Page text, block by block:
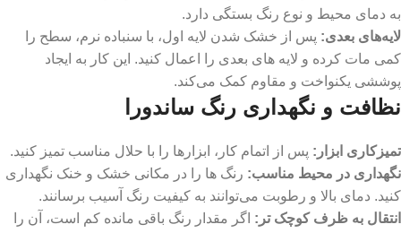
به دمای محیط و نوع رنگ بستگی دارد.
لایه‌های بعدی: پس از خشک شدن لایه اول، با سنباده نرم، سطح را
کمی مات کرده و لایه‌ های بعدی را اعمال کنید. این کار به ایجاد
پوششی یکنواخت و مقاوم کمک می‌کند.
نظافت و نگهداری رنگ ساندورا
تمیزکاری ابزار : پس از اتمام کار، ابزارها را با حلال مناسب تمیز کنید.
نگهداری در محیط مناسب: رنگ ‌ها را در مکانی خشک و خنک نگهداری
کنید. دمای بالا و رطوبت می‌توانند به کیفیت رنگ آسیب برسانند.
انتقال به ظرف کوچک ‌تر : اگر مقدار رنگ باقی‌ مانده کم است، آن را